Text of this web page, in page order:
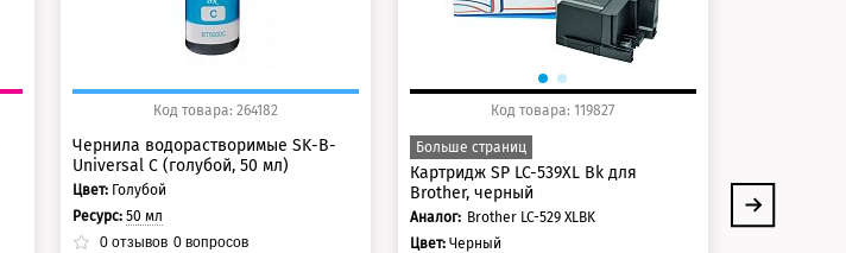
Код товара: 264182
Чернила водорастворимые SK-B-
Universal C (голубой, 50 мл)
Цвет: Голубой
Ресурс:50 мл
0 отзывов 0 вопросов
Код товара: 119827
Больше страниц
Картридж SP LC-539XL Bk для
Brother, черный
Аналог: Brother LC-529 XLBK
Цвет: Черный
Ресурс: